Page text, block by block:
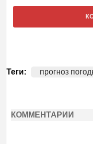
Теги: прогноз
КОММЕНТАРИИ